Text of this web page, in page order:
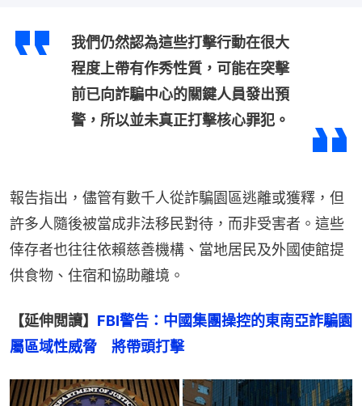
我們仍然認為這些打擊行動在很大
程度上帶有作秀性質，可能在突擊
前已向詐騙中心的關鍵人員發出預
警，所以並未真正打擊核心罪犯。
報告指出，儘管有數千人從詐騙園區逃離或獲釋，但
許多人隨後被當成非法移民對待，而非受害者。這些
倖存者也往往依賴慈善機構、當地居民及外國使館提
供食物、住宿和協助離境。
【延伸閲讀】 FBI警告：中國集團操控的東南亞詐騙園
屬區域性威脅　將帶頭打擊